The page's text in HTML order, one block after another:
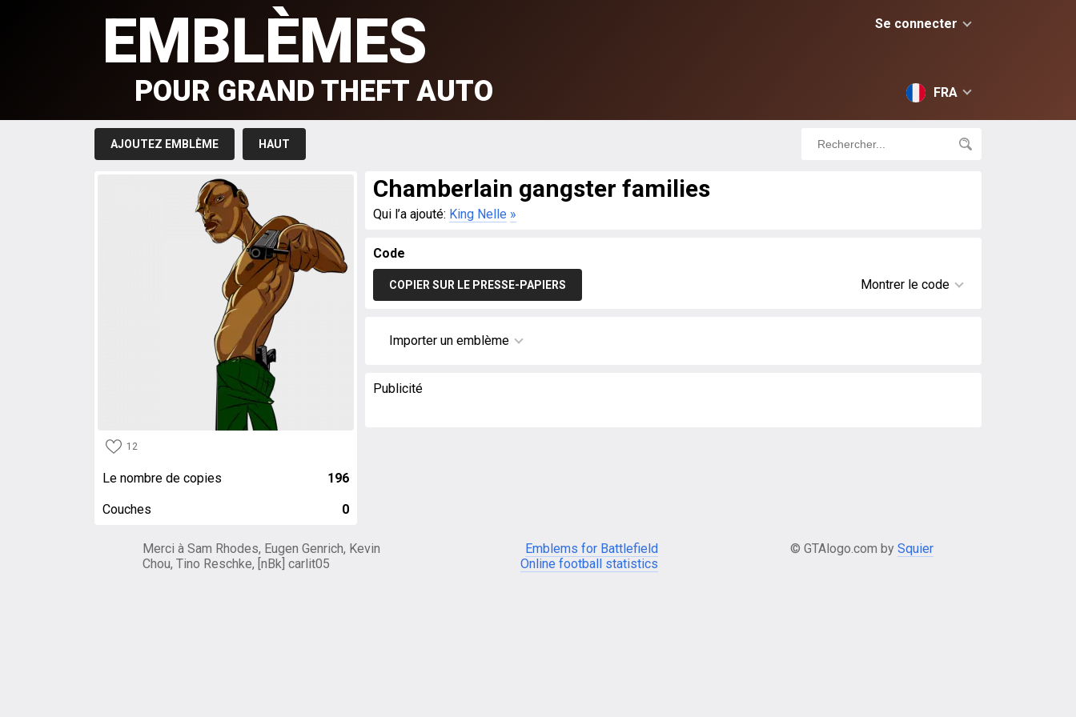
Se connecter
FRA
EMBLÈMES
POUR GRAND THEFT AUTO
AJOUTEZ EMBLÈME HAUT
12
Le nombre de copies 196
Couches 0
Chamberlain gangster families
Qui l’a ajouté: King Nelle »
Code
COPIER SUR LE PRESSE-PAPIERS Montrer le code
Importer un emblème
Publicité
Merci à Sam Rhodes, Eugen Genrich, Kevin
Chou, Tino Reschke, [nBk] carlit05
Emblems for Battlefield
Online football statistics
© GTAlogo.com by Squier